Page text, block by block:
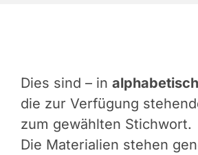
Dies sind – in
die zur Verfügung
zum gewählten Stichwort.
Die Materialien stehen